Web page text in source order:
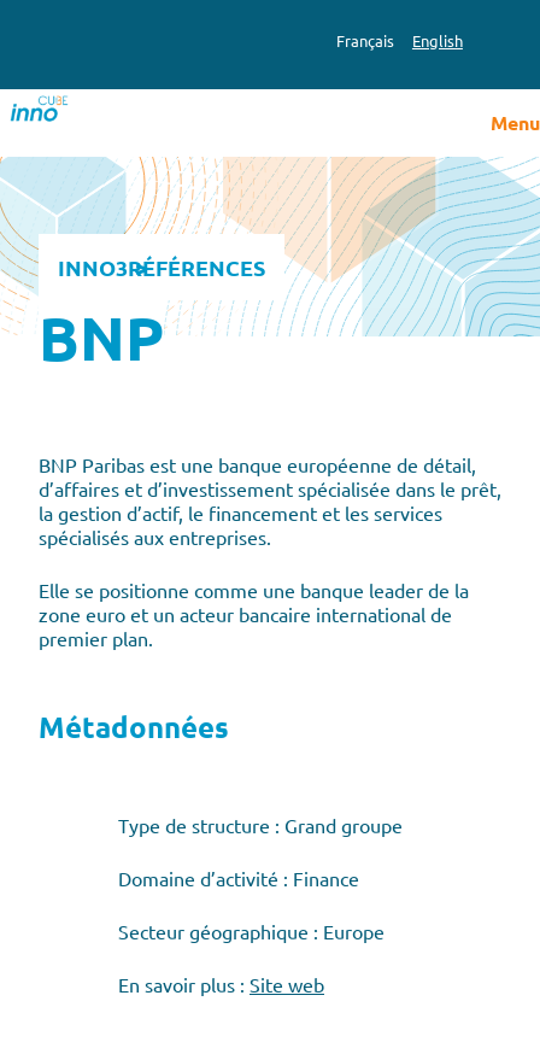
Français English
Menu
INNO3RÉFÉRENCES
BNP
BNP Paribas est une banque européenne de détail,
d’affaires et d’investissement spécialisée dans le prêt,
la gestion d’actif, le financement et les services
spécialisés aux entreprises.
Elle se positionne comme une banque leader de la
zone euro et un acteur bancaire international de
premier plan.
Métadonnées
Type de structure : Grand groupe
Domaine d’activité : Finance
Secteur géographique : Europe
En savoir plus : Site web